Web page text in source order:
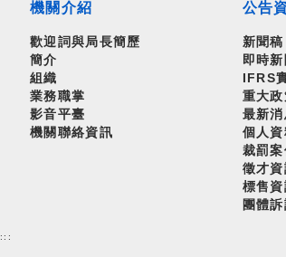
機關介紹
歡迎詞與局長簡歷
簡介
組織
業務職掌
影音平臺
機關聯絡資訊
公告
新聞稿
即時
IFRS
重大政
最新消
個人
裁罰案
徵才資
標售資
團體
:::